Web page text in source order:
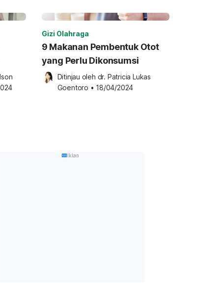
Gizi Olahraga
9 Makanan Pembentuk Otot
yang Perlu Dikonsumsi
Ditinjau oleh dr. Patricia Lukas
Goentoro • 18/04/2024
Iklan